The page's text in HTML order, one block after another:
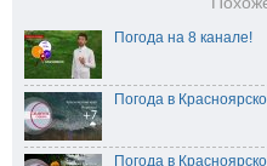
Погода на 8 канале!
Погода в
Погода в